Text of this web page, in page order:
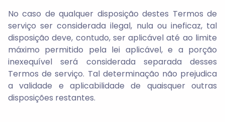
No caso de qualquer disposição destes Termos de
serviço ser considerada ilegal, nula ou ineficaz, tal
disposição deve, contudo, ser aplicável até ao limite
máximo permitido pela lei aplicável, e a porção
inexequível será considerada separada desses
Termos de serviço. Tal determinação não prejudica
a validade e aplicabilidade de quaisquer outras
disposições restantes.